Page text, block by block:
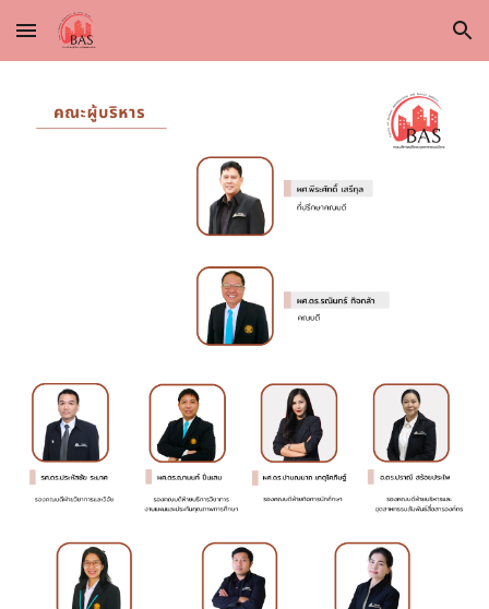
Skip to main content Skip to navigation